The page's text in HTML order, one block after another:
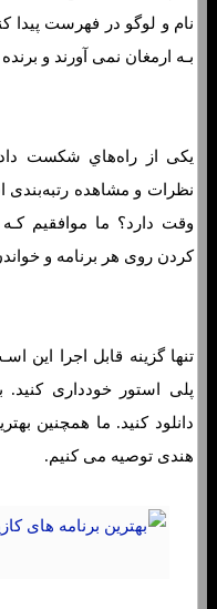
نام و لوگو در فهرست پیدا
بـه ارمغان نمی آورند و
یکی از راه‌هاي‌ شکست
نظرات و مشاهده
وقت دارد؟ ما موافقیم
کردن روی هر برنامه و
تنها گزینه قابل اجرا این
پلی استور خودداری کنید.
دانلود کنید. ما همچنین
هندی توصیه می کنیم.